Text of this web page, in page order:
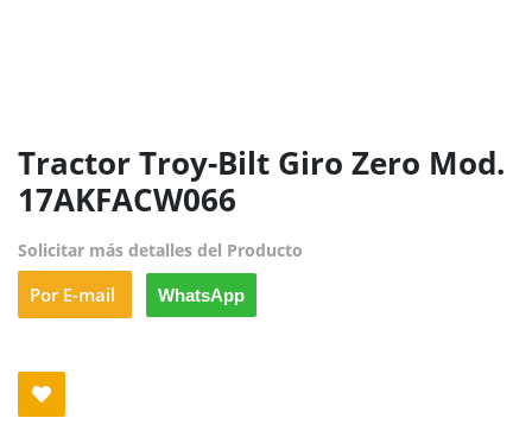
Tractor Troy-Bilt Giro Zero Mod.
17AKFACW066
Solicitar más detalles del Producto
Por E-mail WhatsApp